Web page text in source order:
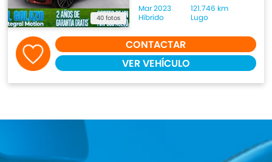
40 fotos
Mar 2023
121.746 km
Híbrido
Lugo
CONTACTAR
VER VEHÍCULO